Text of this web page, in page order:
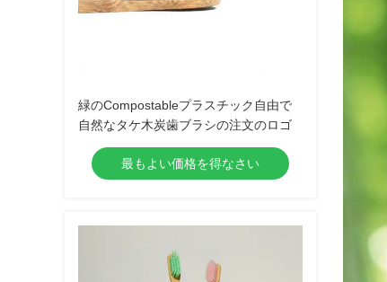
緑のCompostableプラスチック自由で
自然なタケ木炭歯ブラシの注文のロゴ
最もよい価格を得なさい